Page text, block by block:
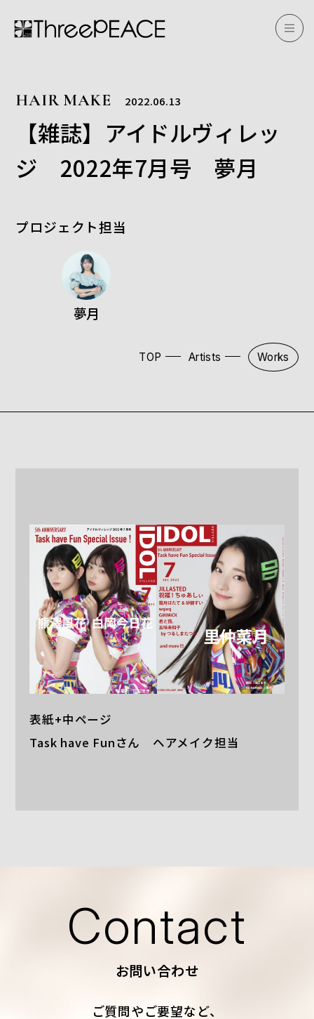
HAIR MAKE 2022.06.13
【雑誌】アイドルヴィレッ
ジ 2022年7月号 夢月
プロジェクト担当
夢月
TOP Artists Works
表紙+中ページ
Task have Funさん ヘアメイク担当
Contact
お問い合わせ
ご質問やご要望など、